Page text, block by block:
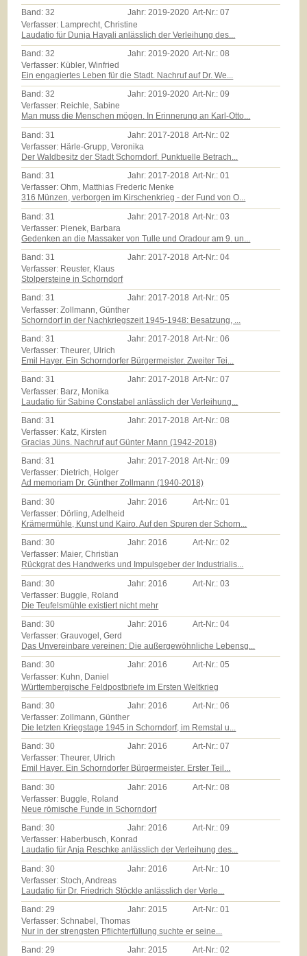
Band:32 Jahr:2019-2020 Art-Nr.:07
Verfasser: Lamprecht, Christine
Laudatio für Dunja Hayali anlässlich der Verleihung des...
Band:32 Jahr:2019-2020 Art-Nr.:08
Verfasser: Kübler, Winfried
Ein engagiertes Leben für die Stadt. Nachruf auf Dr. We...
Band:32 Jahr:2019-2020 Art-Nr.:09
Verfasser: Reichle, Sabine
Man muss die Menschen mögen. In Erinnerung an Karl-Otto...
Band:31 Jahr: 2017-2018 Art-Nr.:02
Verfasser: Härle-Grupp, Veronika
Der Waldbesitz der Stadt Schorndorf. Punktuelle Betrach...
Band:31 Jahr:2017-2018 Art-Nr.:01
Verfasser: Ohm, Matthias Frederic Menke
316 Münzen, verborgen im Kirschenkrieg - der Fund von O...
Band:31 Jahr: 2017-2018 Art-Nr.:03
Verfasser: Pienek, Barbara
Gedenken an die Massaker von Tulle und Oradour am 9. un...
Band:31 Jahr:2017-2018 Art-Nr.:04
Verfasser: Reuster, Klaus
Stolpersteine in Schorndorf
Band:31 Jahr:2017-2018 Art-Nr.:05
Verfasser: Zollmann, Günther
Schorndorf in der Nachkriegszeit 1945-1948: Besatzung, ...
Band:31 Jahr:2017-2018 Art-Nr.:06
Verfasser: Theurer, Ulrich
Emil Hayer. Ein Schorndorfer Bürgermeister. Zweiter Tei...
Band:31 Jahr:2017-2018 Art-Nr.:07
Verfasser: Barz, Monika
Laudatio für Sabine Constabel anlässlich der Verleihung...
Band:31 Jahr: 2017-2018 Art-Nr.:08
Verfasser: Katz, Kirsten
Gracias Jüns. Nachruf auf Günter Mann (1942-2018)
Band:31 Jahr:2017-2018 Art-Nr.:09
Verfasser: Dietrich, Holger
Ad memoriam Dr. Günther Zollmann (1940-2018)
Band:30 Jahr: 2016 Art-Nr.:01
Verfasser: Dörling, Adelheid
Krämermühle, Kunst und Kairo. Auf den Spuren der Schorn...
Band:30 Jahr:2016 Art-Nr.:02
Verfasser: Maier, Christian
Rückgrat des Handwerks und Impulsgeber der Industrialis...
Band:30 Jahr: 2016 Art-Nr.:03
Verfasser: Buggle, Roland
Die Teufelsmühle existiert nicht mehr
Band:30 Jahr:2016 Art-Nr.:04
Verfasser: Grauvogel, Gerd
Das Unvereinbare vereinen: Die außergewöhnliche Lebensg...
Band:30 Jahr:2016 Art-Nr.:05
Verfasser: Kuhn, Daniel
Württembergische Feldpostbriefe im Ersten Weltkrieg
Band:30 Jahr:2016 Art-Nr.:06
Verfasser: Zollmann, Günther
Die letzten Kriegstage 1945 in Schorndorf, im Remstal u...
Band:30 Jahr:2016 Art-Nr.:07
Verfasser: Theurer, Ulrich
Emil Hayer. Ein Schorndorfer Bürgermeister. Erster Teil...
Band:30 Jahr: 2016 Art-Nr.:08
Verfasser: Buggle, Roland
Neue römische Funde in Schorndorf
Band:30 Jahr:2016 Art-Nr.:09
Verfasser: Haberbusch, Konrad
Laudatio für Anja Reschke anlässlich der Verleihung des...
Band:30 Jahr: 2016 Art-Nr.: 10
Verfasser: Stoch, Andreas
Laudatio für Dr. Friedrich Stöckle anlässlich der Verle...
Band:29 Jahr:2015 Art-Nr.:01
Verfasser: Schnabel, Thomas
Nur in der strengsten Pflichterfüllung suchte er seine...
Band:29 Jahr:2015 Art-Nr.:02